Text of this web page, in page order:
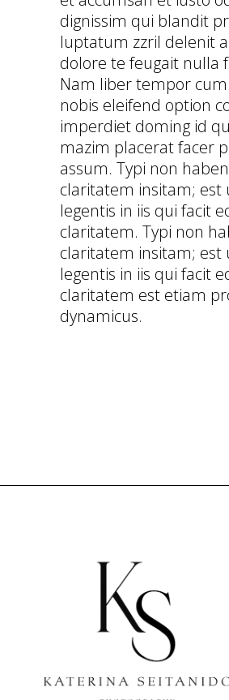
dignissim qui blandit
luptatum zzril delenit
dolore te feugait nulla
Nam liber tempor
nobis eleifend option
imperdiet doming id
mazim placerat facer
assum. Typi non
claritatem insitam; est
legentis in iis qui facit
claritatem. Typi non
claritatem insitam; est
legentis in iis qui facit
claritatem est etiam
dynamicus.